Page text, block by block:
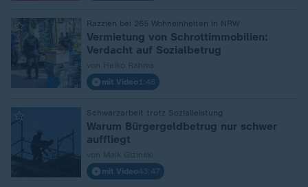
Razzien bei 265 Wohneinheiten in NRW
Vermietung von Schrottimmobilien:
Verdacht auf Sozialbetrug
mit Video 1:46
Schwarzarbeit trotz Sozialleistung
Warum Bürgergeldbetrug nur schwer
auffliegt
mit Video43:47